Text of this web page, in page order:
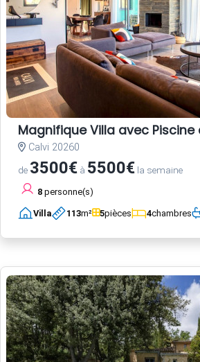
Magnifique Villa avec Piscine
Calvi 20260
de 3500€ à 5500€ la semaine
8 personne(s)
Villa 113m² 5pièces 4chambres